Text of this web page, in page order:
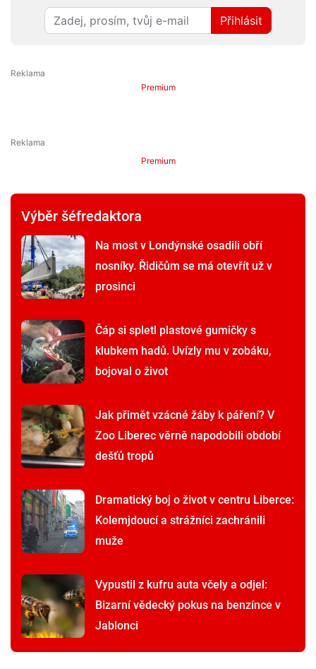
Přihlásit
Premium
Premium
Výběr šéfredaktora
Na most v Londýnské osadili obří
nosníky. Řidičům se má otevřít už v
prosinci
Čáp si spletl plastové gumičky s
klubkem hadů. Uvízly mu v zobáku,
bojoval o život
Jak přimět vzácné žáby k páření? V
Zoo Liberec věrně napodobili období
dešťů tropů
Dramatický boj o život v centru Liberce:
Kolemjdoucí a strážníci zachránili
muže
Vypustil z kufru auta včely a odjel:
Bizarní vědecký pokus na benzínce v
Jablonci